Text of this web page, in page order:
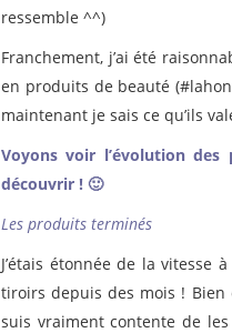
ressemble ^^)
Franchement, j’ai été
en produits de beauté
maintenant je sais ce qu’ils
Voyons voir l’évolution
découvrir ! 🙂
Les produits terminés
J’étais étonnée de la vitesse
tiroirs depuis des mois ! Bien
suis vraiment contente de